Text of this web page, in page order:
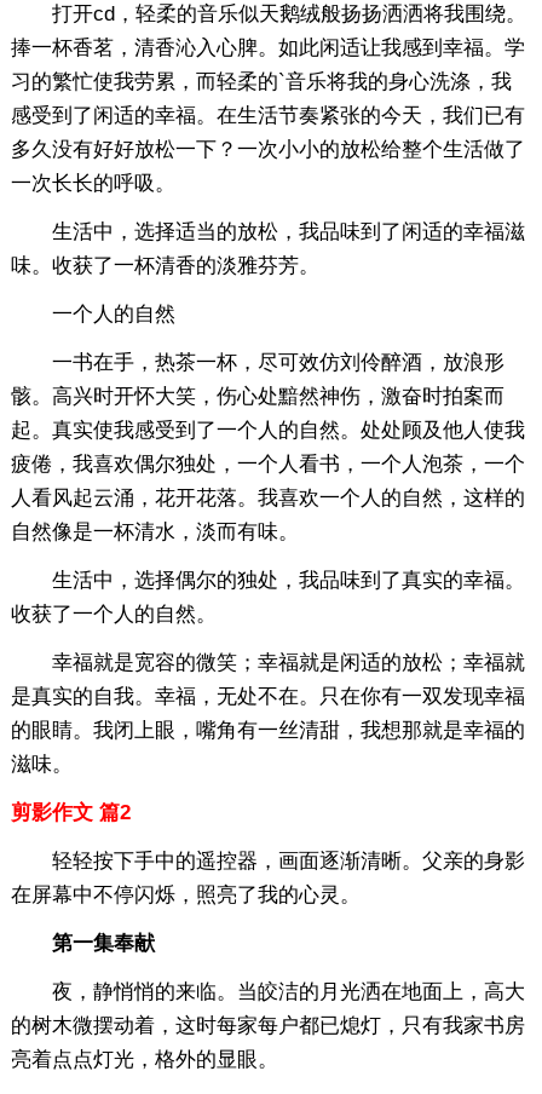
打开cd，轻柔的音乐似天鹅绒般扬扬洒洒将我围绕。
捧一杯香茗，清香沁入心脾。如此闲适让我感到幸福。学
习的繁忙使我劳累，而轻柔的`音乐将我的身心洗涤，我
感受到了闲适的幸福。在生活节奏紧张的今天，我们已有
多久没有好好放松一下？一次小小的放松给整个生活做了
一次长长的呼吸。
生活中，选择适当的放松，我品味到了闲适的幸福滋
味。收获了一杯清香的淡雅芬芳。
一个人的自然
一书在手，热茶一杯，尽可效仿刘伶醉酒，放浪形
骸。高兴时开怀大笑，伤心处黯然神伤，激奋时拍案而
起。真实使我感受到了一个人的自然。处处顾及他人使我
疲倦，我喜欢偶尔独处，一个人看书，一个人泡茶，一个
人看风起云涌，花开花落。我喜欢一个人的自然，这样的
自然像是一杯清水，淡而有味。
生活中，选择偶尔的独处，我品味到了真实的幸福。
收获了一个人的自然。
幸福就是宽容的微笑；幸福就是闲适的放松；幸福就
是真实的自我。幸福，无处不在。只在你有一双发现幸福
的眼睛。我闭上眼，嘴角有一丝清甜，我想那就是幸福的
滋味。
剪影作文 篇2
轻轻按下手中的遥控器，画面逐渐清晰。父亲的身影
在屏幕中不停闪烁，照亮了我的心灵。
第一集奉献
夜，静悄悄的来临。当皎洁的月光洒在地面上，高大
的树木微摆动着，这时每家每户都已熄灯，只有我家书房
亮着点点灯光，格外的显眼。